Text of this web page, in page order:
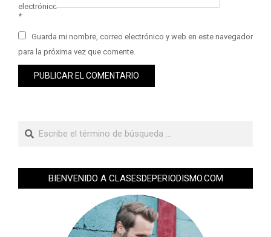
electrónico
*
Guarda mi nombre, correo electrónico y web en este navegador
para la próxima vez que comente.
BIENVENIDO A CLASESDEPERIODISMO.COM